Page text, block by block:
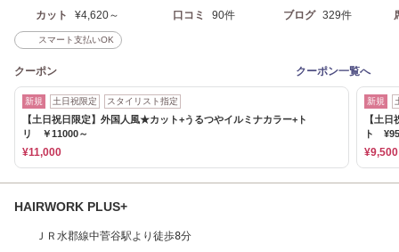
カット ¥4,620～ 口コミ 90件 ブログ 329件
スマート支払いOK
クーポン クーポン一覧へ
新規 土日祝限定 スタイリスト指定
【土日祝日限定】外国人風★カット+うるつやイルミナカラー+ト
リ ￥11000～
¥11,000
新規
【土
ト
¥9,500
HAIRWORK PLUS+
ＪＲ水郡線中菅谷駅より徒歩8分